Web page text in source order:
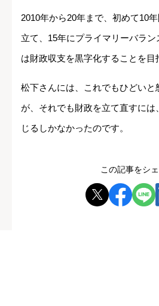
2010年から20年まで、初めて10
立て、15年にプライマリーバラ
は財政収支を黒字化することを目
松下さんには、これでもひどいと
が、それでも財政を立て直すには
じるしかなかったのです。
この記事をシ